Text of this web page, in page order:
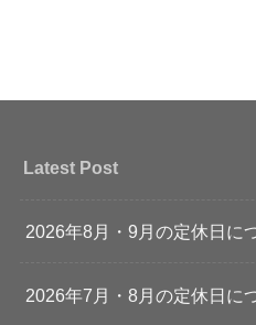
Latest Post
2026年8月・9月の定休日に
2026年7月・8月の定休日に